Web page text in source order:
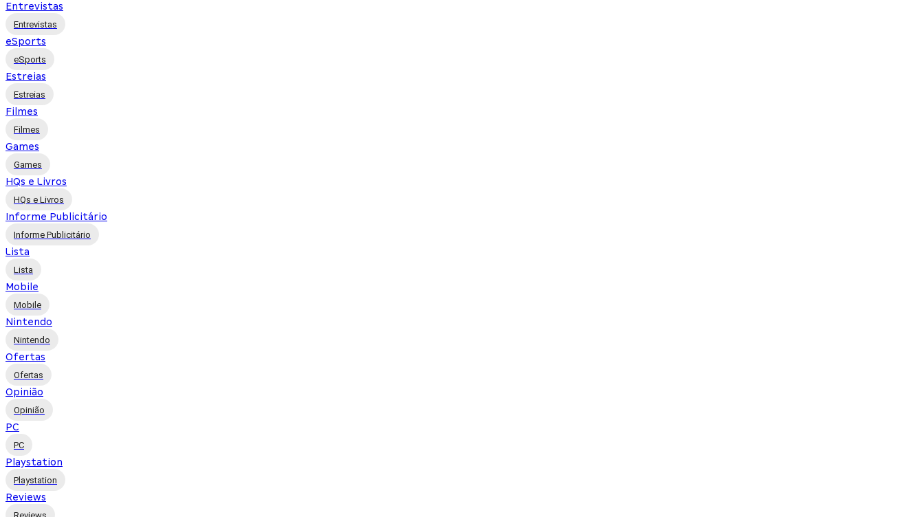
Entrevistas
Entrevistas
eSports
eSports
Estreias
Estreias
Filmes
Filmes
Games
Games
HQs e Livros
HQs e Livros
Informe Publicitário
Informe Publicitário
Lista
Lista
Mobile
Mobile
Nintendo
Nintendo
Ofertas
Ofertas
Opinião
Opinião
PC
PC
Playstation
Playstation
Reviews
Reviews